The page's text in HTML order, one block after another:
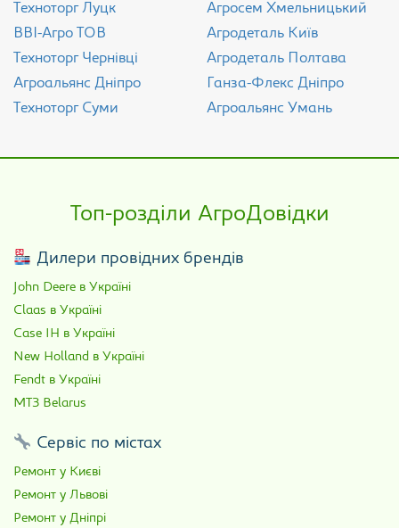
Техноторг Луцк
ВВІ-Агро ТОВ
Техноторг Чернівці
Агроальянс Дніпро
Техноторг Суми
Агросем Хмельницький
Агродеталь Київ
Агродеталь Полтава
Ганза-Флекс Дніпро
Агроальянс Умань
Топ-розділи АгроДовідки
Дилери провідних брендів
John Deere в Україні
Claas в Україні
Case IH в Україні
New Holland в Україні
Fendt в Україні
МТЗ Belarus
Сервіс по містах
Ремонт у Києві
Ремонт у Львові
Ремонт у Дніпрі